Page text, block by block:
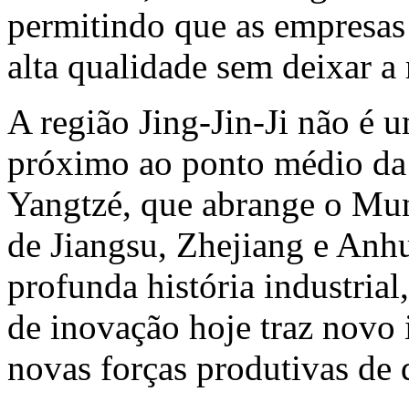
permitindo que as
alta qualidade sem deixar a
A região Jing-Jin-Ji não é
próximo ao ponto médio
Yangtzé, que abrange o
de Jiangsu, Zhejiang e
profunda história
de inovação hoje traz
novas forças produtivas de